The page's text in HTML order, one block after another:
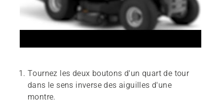
Tournez les deux boutons d'un quart de tour
dans le sens inverse des aiguilles d'une
montre.